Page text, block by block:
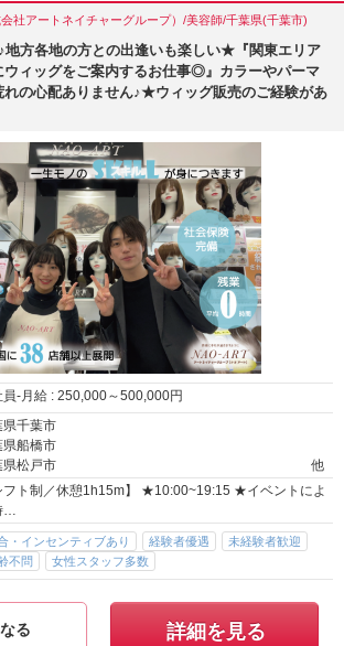
社アートネイチャーグループ）/美容師/千葉県(千葉市)
地方各地の方との出逢いも楽しい★『関東エリア
ウィッグをご案内するお仕事◎』カラーやパーマ
れの心配ありません♪★ウィッグ販売のご経験があ
員-月給 : 250,000～500,000円
県千葉市
県船橋市
県松戸市
他
フト制／休憩1h15m】 ★10:00~19:15 ★イベントによ
…
・インセンティブあり 経験者優遇
未経験者歓迎
不問
女性スタッフ多数
る 詳細を見る